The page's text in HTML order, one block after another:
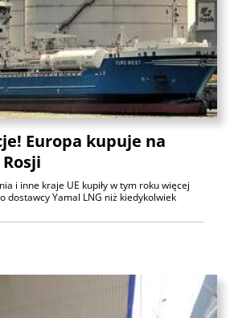
Europa kupuje na
i inne kraje UE kupiły w tym roku więcej
dostawcy Yamal LNG niż kiedykolwiek